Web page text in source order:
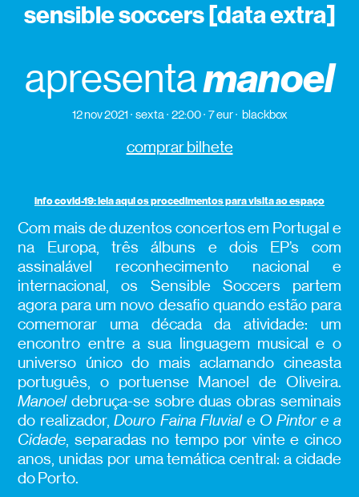
sensible soccers [data extra]
apresentamanoel
12 nov 2021 sexta 22:00 7 eur blackbox
comprar bilhete
info covid-19: leia aqui os procedimentos para visita ao espaço
Com mais de duzentos concertos em Portugal e
na Europa, três álbuns e dois EP’s com
assinalável reconhecimento nacional e
internacional, os Sensible Soccers partem
agora para um novo desafio quando estão para
comemorar uma década da atividade: um
encontro entre a sua linguagem musical e o
universo único do mais aclamando cineasta
português, o portuense Manoel de Oliveira.
Manoeldebruça-se sobre duas obras seminais
do realizador,Douro Faina Fluviale O Pintor e a
Cidade, separadas no tempo por vinte e cinco
anos, unidas por uma temática central: a cidade
do Porto.